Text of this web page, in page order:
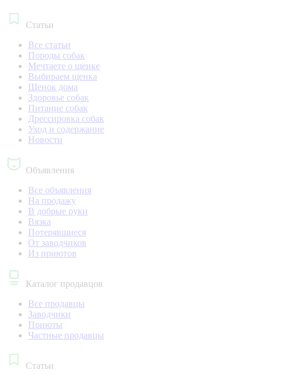
Статьи
Все статьи
Породы собак
Мечтаете о щенке
Выбираем щенка
Щенок дома
Здоровье собак
Питание собак
Дрессировка собак
Уход и содержание
Новости
Объявления
Все объявления
На продажу
В добрые руки
Вязка
Потерявшиеся
От заводчиков
Из приютов
Каталог продавцов
Все продавцы
Заводчики
Приюты
Частные продавцы
Статьи